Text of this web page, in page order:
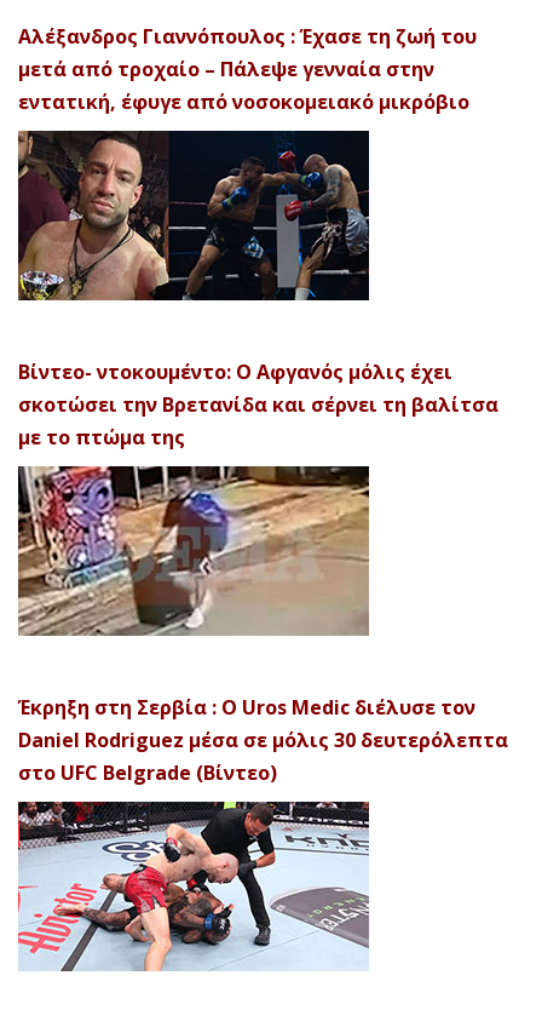
Αλέξανδρος Γιαννόπουλος : Έχασε τη ζωή του
μετά από τροχαίο – Πάλεψε γενναία στην
εντατική, έφυγε από νοσοκομειακό μικρόβιο
Βίντεο- ντοκουμέντο: Ο Αφγανός μόλις έχει
σκοτώσει την Βρετανίδα και σέρνει τη βαλίτσα
με το πτώμα της
Έκρηξη στη Σερβία : Ο Uros Medic διέλυσε τον
Daniel Rodriguez μέσα σε μόλις 30 δευτερόλεπτα
στο UFC Belgrade (Βίντεο)